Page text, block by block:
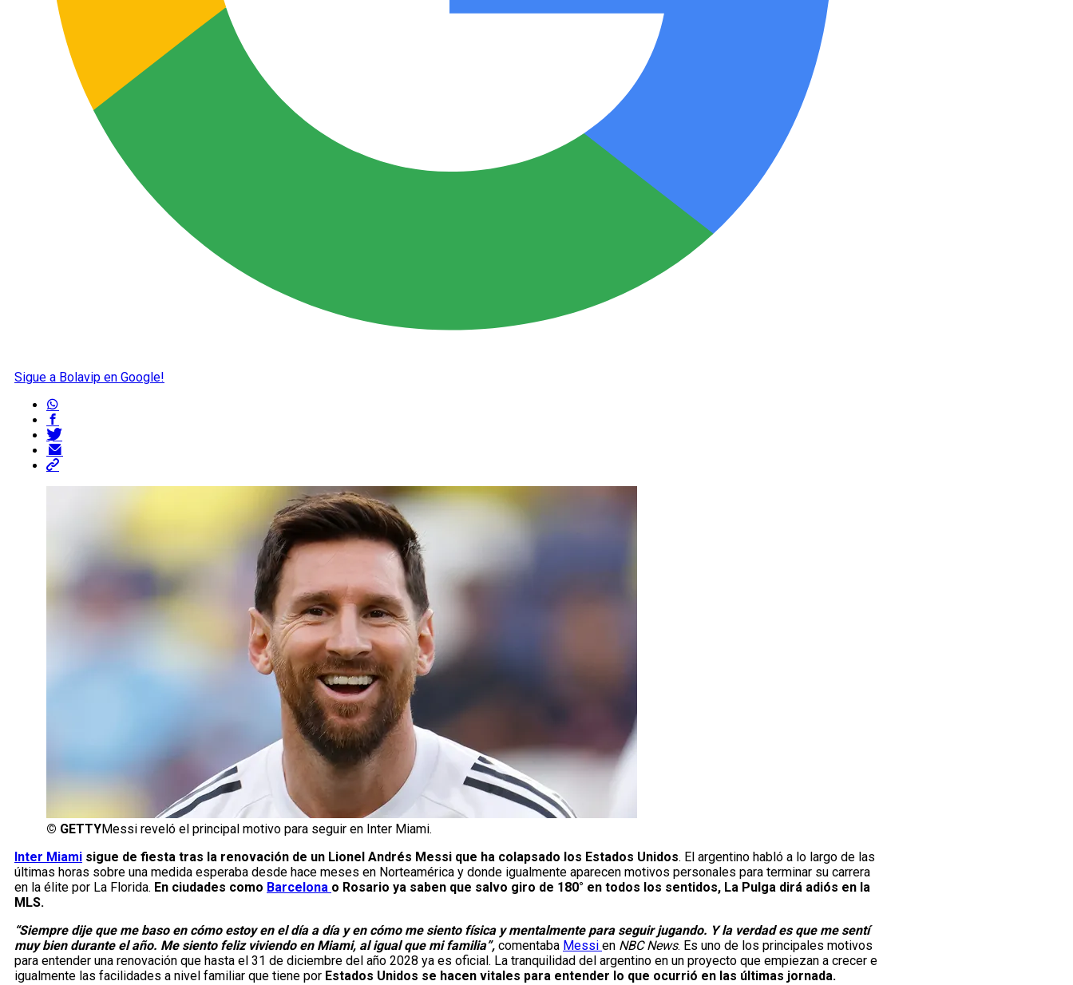
Sigue a Bolavip en Google!
© GETTYMessi reveló el principal motivo para seguir en Inter Miami.
Inter Miami sigue de fiesta tras la renovación de un Lionel Andrés Messi que ha colapsado los Estados Unidos. El argentino habló a lo largo de las
últimas horas sobre una medida esperaba desde hace meses en Norteamérica y donde igualmente aparecen motivos personales para terminar su carrera
en la élite por La Florida. En ciudades como Barcelona o Rosario ya saben que salvo giro de 180° en todos los sentidos, La Pulga dirá adiós en la
MLS.
“Siempre dije que me baso en cómo estoy en el día a día y en cómo me siento física y mentalmente para seguir jugando. Y la verdad es que me sentí
muy bien durante el año. Me siento feliz viviendo en Miami, al igual que mi familia”, comentaba Messi en NBC News. Es uno de los principales motivos
para entender una renovación que hasta el 31 de diciembre del año 2028 ya es oficial. La tranquilidad del argentino en un proyecto que empiezan a crecer e
igualmente las facilidades a nivel familiar que tiene por Estados Unidos se hacen vitales para entender lo que ocurrió en las últimas jornada.